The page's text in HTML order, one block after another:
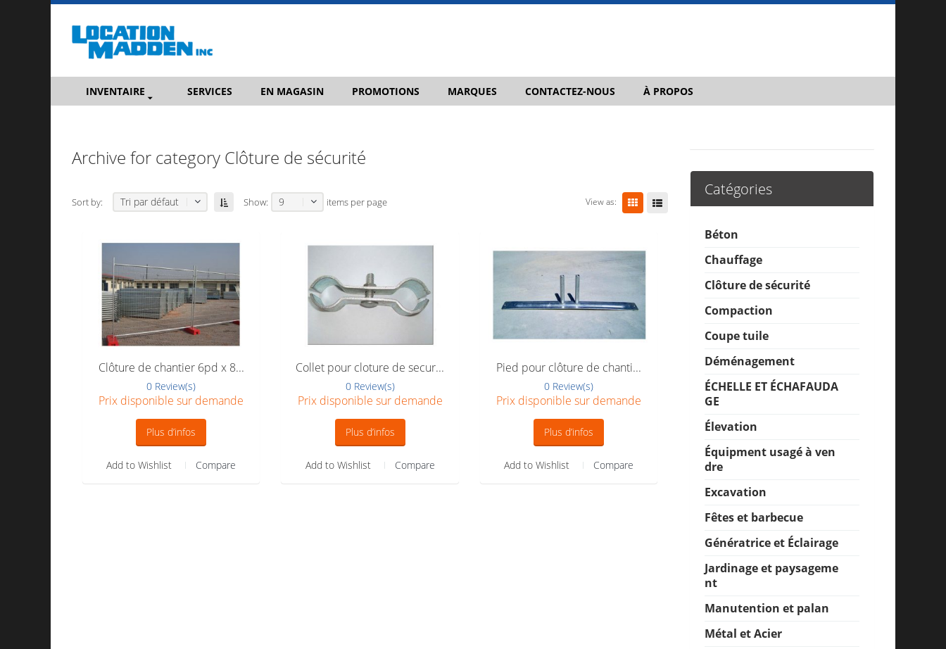
INVENTAIRE SERVICES EN MAGASIN PROMOTIONS MARQUES CONTACTEZ-NOUS À PROPOS
Archive for category Clôture de sécurité
Sort by: Tri par défaut Show: 9 items per page View as:
Clôture de chantier 6pd x 8...
0 Review(s)
Prix disponible sur demande
Plus d’infos
Add to Wishlist Compare
Collet pour cloture de secur...
0 Review(s)
Prix disponible sur demande
Plus d’infos
Add to Wishlist Compare
Pied pour clôture de chanti...
0 Review(s)
Prix disponible sur demande
Plus d’infos
Add to Wishlist Compare
Catégories
Béton
Chauffage
Clôture de sécurité
Compaction
Coupe tuile
Déménagement
ÉCHELLE ET ÉCHAFAUDA
GE
Élevation
Équipment usagé à ven
dre
Excavation
Fêtes et barbecue
Génératrice et Éclairage
Jardinage et paysageme
nt
Manutention et palan
Métal et Acier